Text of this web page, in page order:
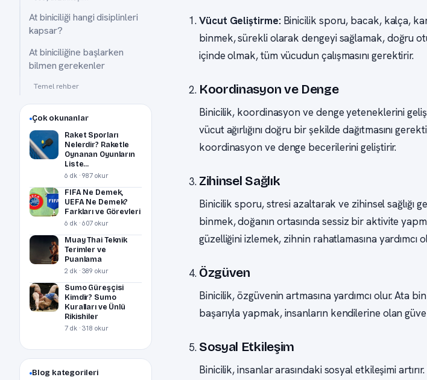
At biniciliği hangi disiplinleri
kapsar?
At biniciliğine başlarken
bilmen gerekenler
Temel rehber
Çok okunanlar
Raket Sporları
Nelerdir? Raketle
Oynanan Oyunların
Liste...
6 dk · 987 okur
FIFA Ne Demek,
UEFA Ne Demek?
Farkları ve Görevleri
6 dk · 607 okur
Muay Thai Teknik
Terimler ve
Puanlama
2 dk · 389 okur
Sumo Güreşçisi
Kimdir? Sumo
Kuralları ve Ünlü
Rikishiler
7 dk · 318 okur
Blog kategorileri
Vücut Geliştirme:Binicilik sporu, bacak, kalça,
binmek, sürekli olarak dengeyi sağlamak, doğru
içinde olmak, tüm vücudun çalışmasını gerektirir.
Koordinasyon ve Denge
Binicilik, koordinasyon ve denge yeteneklerini
vücut ağırlığını doğru bir şekilde dağıtmasını
koordinasyon ve denge becerilerini geliştirir.
Zihinsel Sağlık
Binicilik sporu, stresi azaltarak ve zihinsel
binmek, doğanın ortasında sessiz bir aktivite
güzelliğini izlemek, zihnin rahatlamasına yardımcı
Özgüven
Binicilik, özgüvenin artmasına yardımcı olur. Ata
başarıyla yapmak, insanların kendilerine olan
Sosyal Etkileşim
Binicilik, insanlar arasındaki sosyal etkileşimi